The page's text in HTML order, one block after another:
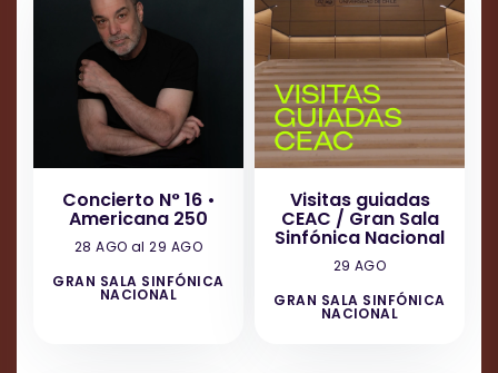
Concierto N° 16 •
Americana 250
28 AGO al 29 AGO
GRAN SALA SINFÓNICA
NACIONAL
Visitas guiadas
CEAC / Gran Sala
Sinfónica Nacional
29 AGO
GRAN SALA SINFÓNICA
NACIONAL